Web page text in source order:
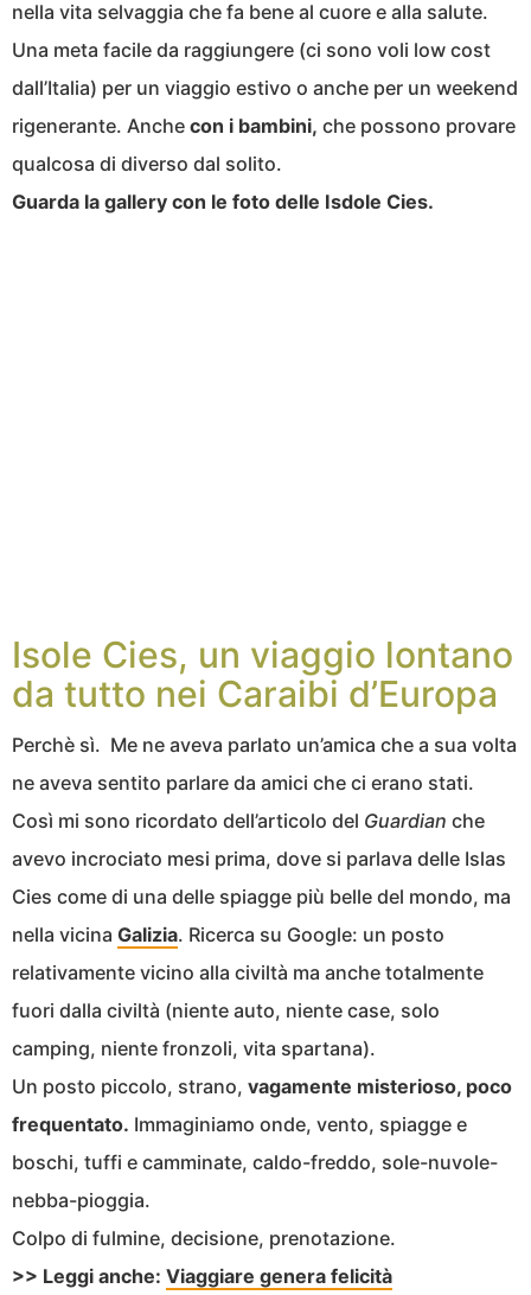
nella vita selvaggia che fa bene al cuore e alla salute.
Una meta facile da raggiungere (ci sono voli low cost
dall’Italia) per un viaggio estivo o anche per un weekend
rigenerante. Anche con i bambini, che possono provare
qualcosa di diverso dal solito.
Guarda la gallery con le foto delle Isdole Cies.
Isole Cies, un viaggio lontano
da tutto nei Caraibi d’Europa
Perchè sì. Me ne aveva parlato un’amica che a sua volta
ne aveva sentito parlare da amici che ci erano stati.
Così mi sono ricordato dell’articolo del Guardian che
avevo incrociato mesi prima, dove si parlava delle Islas
Cies come di una delle spiagge più belle del mondo, ma
nella vicina Galizia. Ricerca su Google: un posto
relativamente vicino alla civiltà ma anche totalmente
fuori dalla civiltà (niente auto, niente case, solo
camping, niente fronzoli, vita spartana).
Un posto piccolo, strano, vagamente misterioso, poco
frequentato. Immaginiamo onde, vento, spiagge e
boschi, tuffi e camminate, caldo-freddo, sole-nuvole-
nebba-pioggia.
Colpo di fulmine, decisione, prenotazione.
>> Leggi anche: Viaggiare genera felicità